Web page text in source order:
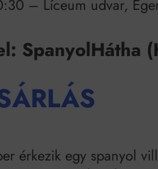
– Líceum udvar,
SpanyolHátha
érkezik egy spanyol